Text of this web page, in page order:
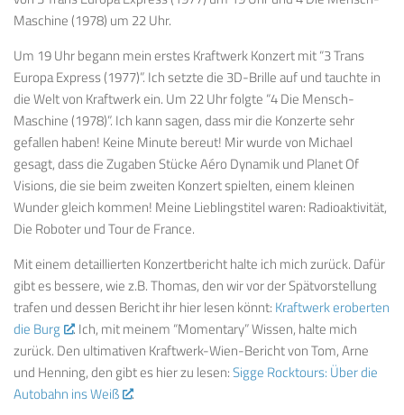
Maschine (1978) um 22 Uhr.
Um 19 Uhr begann mein erstes Kraftwerk Konzert mit “3 Trans
Europa Express (1977)”. Ich setzte die 3D-Brille auf und tauchte in
die Welt von Kraftwerk ein. Um 22 Uhr folgte “4 Die Mensch-
Maschine (1978)”. Ich kann sagen, dass mir die Konzerte sehr
gefallen haben! Keine Minute bereut! Mir wurde von Michael
gesagt, dass die Zugaben Stücke Aéro Dynamik und Planet Of
Visions, die sie beim zweiten Konzert spielten, einem kleinen
Wunder gleich kommen! Meine Lieblingstitel waren: Radioaktivität,
Die Roboter und Tour de France.
Mit einem detaillierten Konzertbericht halte ich mich zurück. Dafür
gibt es bessere, wie z.B. Thomas, den wir vor der Spätvorstellung
trafen und dessen Bericht ihr hier lesen könnt: Kraftwerk eroberten
die Burg
. Ich, mit meinem “Momentary” Wissen, halte mich
zurück. Den ultimativen Kraftwerk-Wien-Bericht von Tom, Arne
und Henning, den gibt es hier zu lesen:Sigge Rocktours: Über die
Autobahn ins Weiß
.